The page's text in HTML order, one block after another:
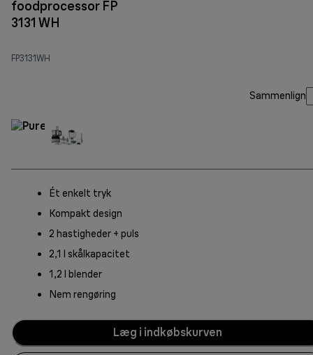
foodprocessor FP
3131 WH
FP3131WH
Sammenlign
Ét enkelt tryk
Kompakt design
2 hastigheder + puls
2,1 l skålkapacitet
1,2 l blender
Nem rengøring
Læg i indkøbskurven